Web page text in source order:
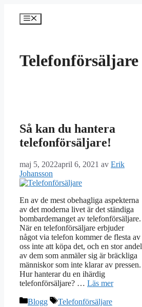
innehåll
Meny
Telefonförsäljare
Så kan du hantera
telefonförsäljare!
maj 5, 2022april 6, 2021 av Erik
Johansson
En av de mest obehagliga aspekterna
av det moderna livet är det ständiga
bombardemanget av telefonförsäljare.
När en telefonförsäljare erbjuder
något via telefon kommer de flesta av
oss inte att köpa det, och en stor andel
av dem som anmäler sig är bräckliga
människor som inte klarar av pressen.
Hur hanterar du en ihärdig
telefonförsäljare? … Läs mer
Kategorier
Blogg Etiketter
Telefonförsäljare